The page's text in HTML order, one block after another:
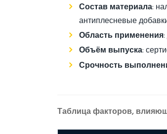
Состав материала:
антиплесневые
Область применения
Объём выпуска:
Срочность
Таблица факторов,